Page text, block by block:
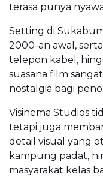
terasa punya
Setting di
2000-an awal,
telepon kabel,
suasana film
nostalgia bagi
Visinema Studios
tetapi juga
detail visual yang
kampung padat,
masyarakat kelas